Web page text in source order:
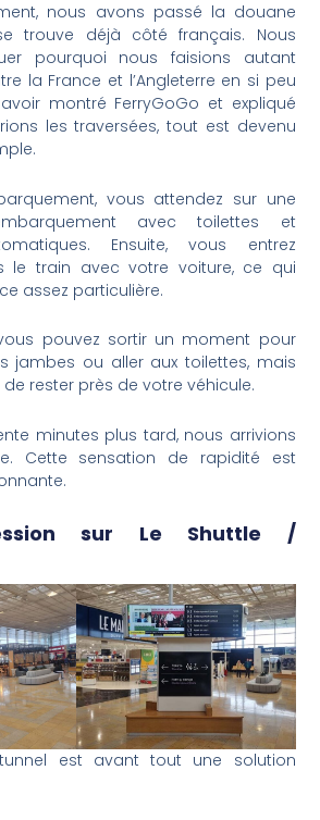
nous avons passé la douane
trouve déjà côté français. Nous
pourquoi nous faisions autant
la France et l’Angleterre en si peu
montré FerryGoGo et expliqué
les traversées, tout est devenu
vous attendez sur une
avec toilettes et
Ensuite, vous entrez
le train avec votre voiture, ce qui
assez particulière.
pouvez sortir un moment pour
jambes ou aller aux toilettes, mais
de rester près de votre véhicule.
minutes plus tard, nous arrivions
Cette sensation de rapidité est
sur Le Shuttle /
est avant tout une solution